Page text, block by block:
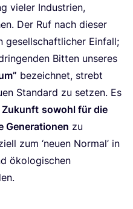
vie­ler Indus­trien,
Der Ruf nach die­ser
gesell­schaft­li­cher Ein­fall;
Bit­ten unse­res
bezeich­net, strebt
Stan­dard zu set­zen. Es
Zukunft sowohl für die
Gene­ra­tio­nen zu
zum ‘neu­en Nor­mal’ in
öko­lo­gi­schen